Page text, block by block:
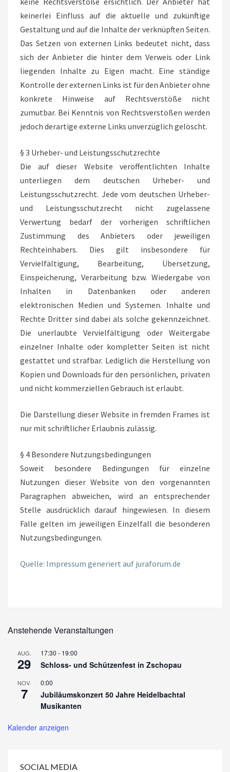
keinerlei Einfluss auf die aktuelle und zukünftige
Gestaltung und auf die Inhalte der verknüpften Seiten.
Das Setzen von externen Links bedeutet nicht, dass
sich der Anbieter die hinter dem Verweis oder Link
liegenden Inhalte zu Eigen macht. Eine ständige
Kontrolle der externen Links ist für den Anbieter ohne
konkrete Hinweise auf Rechtsverstöße nicht
zumutbar. Bei Kenntnis von Rechtsverstößen werden
jedoch derartige externe Links unverzüglich gelöscht.
§ 3 Urheber- und Leistungsschutzrechte
Die auf dieser Website veröffentlichten Inhalte
unterliegen dem deutschen Urheber- und
Leistungsschutzrecht. Jede vom deutschen Urheber-
und Leistungsschutzrecht nicht zugelassene
Verwertung bedarf der vorherigen schriftlichen
Zustimmung des Anbieters oder jeweiligen
Rechteinhabers. Dies gilt insbesondere für
Vervielfältigung, Bearbeitung, Übersetzung,
Einspeicherung, Verarbeitung bzw. Wiedergabe von
Inhalten in Datenbanken oder anderen
elektronischen Medien und Systemen. Inhalte und
Rechte Dritter sind dabei als solche gekennzeichnet.
Die unerlaubte Vervielfältigung oder Weitergabe
einzelner Inhalte oder kompletter Seiten ist nicht
gestattet und strafbar. Lediglich die Herstellung von
Kopien und Downloads für den persönlichen, privaten
und nicht kommerziellen Gebrauch ist erlaubt.
Die Darstellung dieser Website in fremden Frames ist
nur mit schriftlicher Erlaubnis zulässig.
§ 4 Besondere Nutzungsbedingungen
Soweit besondere Bedingungen für einzelne
Nutzungen dieser Website von den vorgenannten
Paragraphen abweichen, wird an entsprechender
Stelle ausdrücklich darauf hingewiesen. In diesem
Falle gelten im jeweiligen Einzelfall die besonderen
Nutzungsbedingungen.
Quelle: Impressum generiert auf juraforum.de
Anstehende Veranstaltungen
AUG.
29
17:30 - 19:00
Schloss- und Schützenfest in Zschopau
NOV.
7
0:00
Jubiläumskonzert 50 Jahre Heidelbachtal
Musikanten
Kalender anzeigen
SOCIAL MEDIA